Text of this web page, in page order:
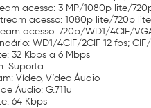
acesso: 3 MP/1080p lite/
acesso: 1080p lite/720p
acesso: 720p/WD1/4CIF/
WD1/4CIF/2CIF 12 fps;
32 Kbps a 6 Mbps
Suporta
Vídeo, Vídeo Áudio
Áudio: G.711u
64 Kbps